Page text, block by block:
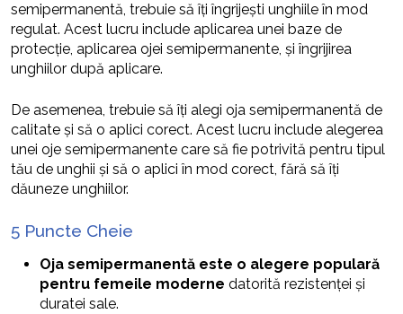
semipermanentă, trebuie să îți îngrijești unghiile în mod
regulat. Acest lucru include aplicarea unei baze de
protecție, aplicarea ojei semipermanente, și îngrijirea
unghiilor după aplicare.
De asemenea, trebuie să îți alegi oja semipermanentă de
calitate și să o aplici corect. Acest lucru include alegerea
unei oje semipermanente care să fie potrivită pentru tipul
tău de unghii și să o aplici în mod corect, fără să îți
dăuneze unghiilor.
5 Puncte Cheie
Oja semipermanentă este o alegere populară
pentru femeile moderne datorită rezistenței și
duratei sale.